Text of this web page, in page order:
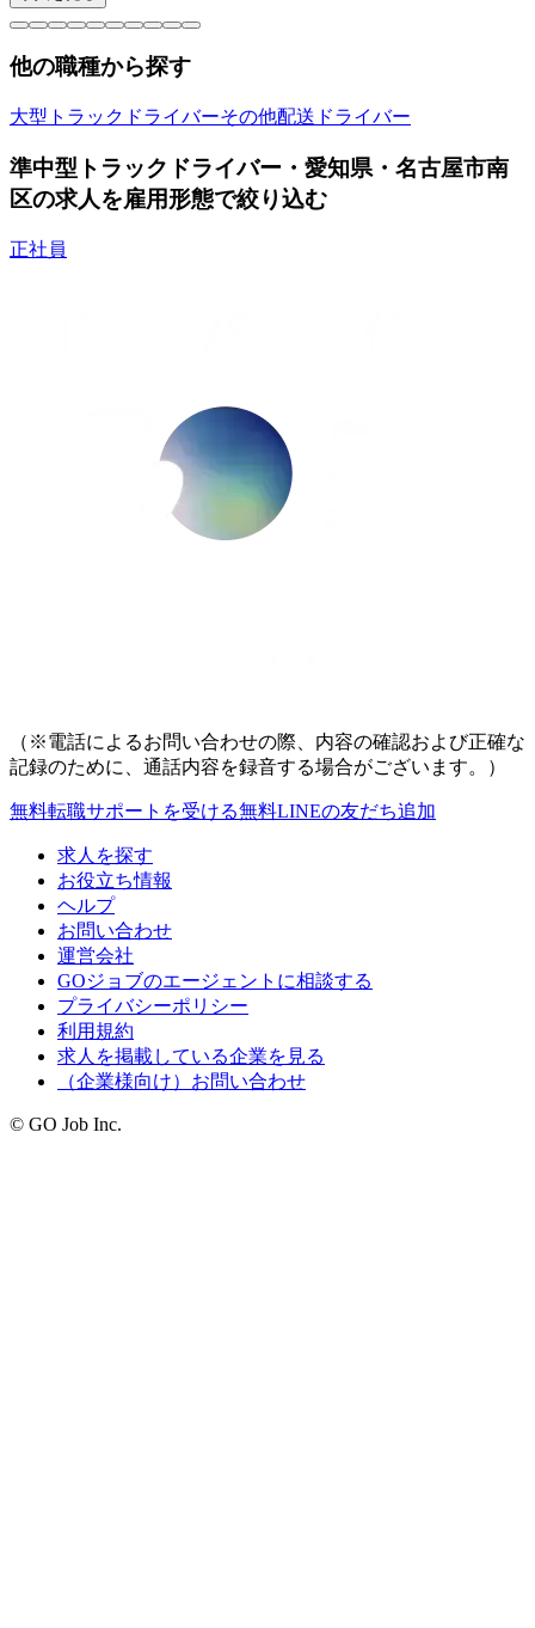
他の職種から探す
大型トラックドライバーその他配送ドライバー
準中型トラックドライバー・愛知県・名古屋市南
区の求人を雇用形態で絞り込む
正社員
（※電話によるお問い合わせの際、内容の確認および正確な
記録のために、通話内容を録音する場合がございます。）
無料転職サポートを受ける無料LINEの友だち追加
求人を探す
お役立ち情報
ヘルプ
お問い合わせ
運営会社
GOジョブのエージェントに相談する
プライバシーポリシー
利用規約
求人を掲載している企業を見る
（企業様向け）お問い合わせ
© GO Job Inc.